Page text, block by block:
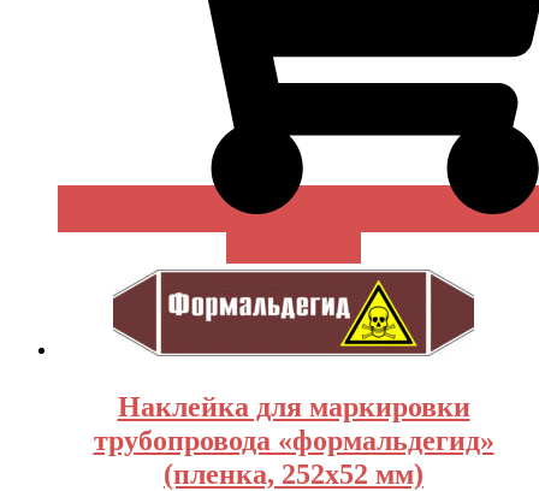
Наклейка для маркировки
трубопровода «формальдегид»
(пленка, 252х52 мм)